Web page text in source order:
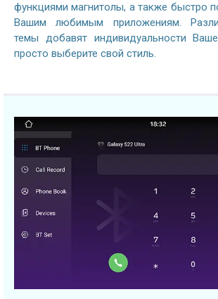
функциями магнитолы, а также быстро
Вашим любимым приложениям.
темы добавят индивидуальности
просто выберите свой стиль.